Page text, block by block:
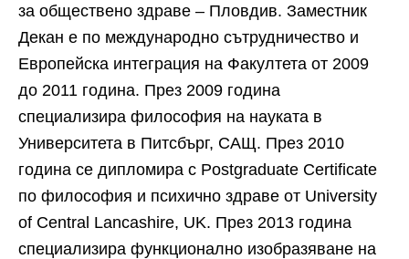
за обществено здраве – Пловдив. Заместник
Декан е по международно сътрудничество и
Европейска интеграция на Факултета от 2009
до 2011 година. През 2009 година
специализира философия на науката в
Университета в Питсбърг, САЩ. През 2010
година се дипломира с Postgraduate Certificate
по философия и психично здраве от University
of Central Lancashire, UK. През 2013 година
специализира функционално изобразяване на